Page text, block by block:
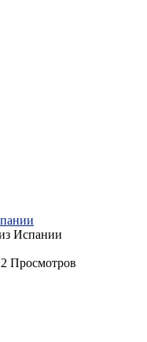
Испании
Просмотров